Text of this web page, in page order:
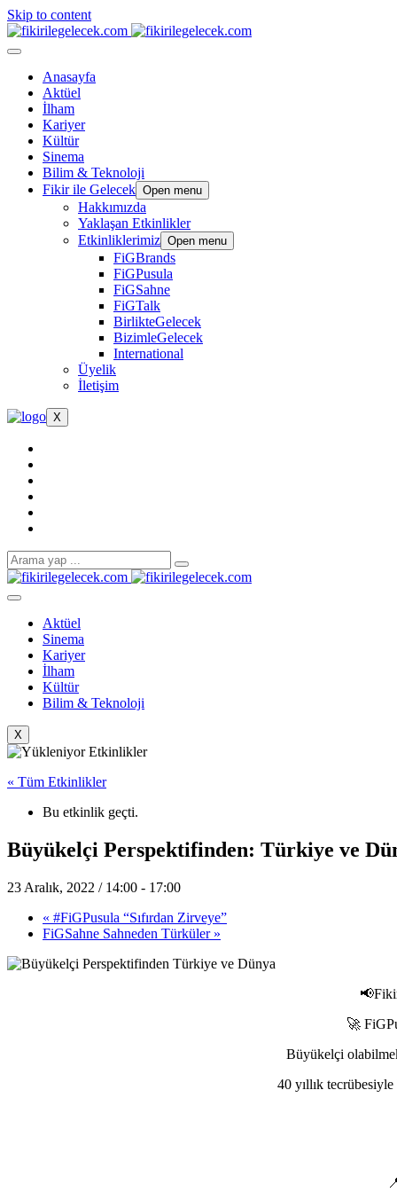
Skip to content
Anasayfa
Aktüel
İlham
Kariyer
Kültür
Sinema
Bilim & Teknoloji
Fikir ile Gelecek Open menu
Hakkımızda
Yaklaşan Etkinlikler
Etkinliklerimiz Open menu
FiGBrands
FiGPusula
FiGSahne
FiGTalk
BirlikteGelecek
BizimleGelecek
International
Üyelik
İletişim
X
Aktüel
Sinema
Kariyer
İlham
Kültür
Bilim & Teknoloji
X
« Tüm Etkinlikler
Bu etkinlik geçti.
Büyükelçi Perspektifinden: Türkiye ve
23 Aralık, 2022 / 14:00 - 17:00
« #FiGPusula “Sıfırdan Zirveye”
FiGSahne Sahneden Türküler »
🚀
Büyükelçi
40 yıllık